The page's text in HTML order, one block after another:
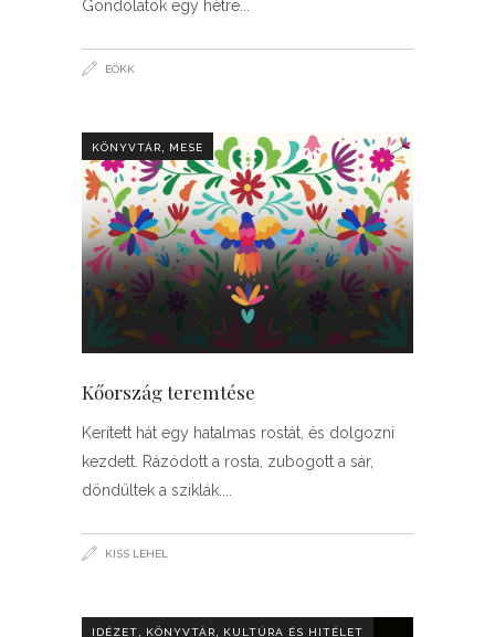
Gondolatok egy hétre
EÖKK
KÖNYVTÁR MESE
Kőország teremtése
Kerített hát egy hatalmas rostát, és dolgozni
kezdett. Rázódott a rosta, zubogott a sár,
döndültek a sziklák.
KISS LEHEL
IDÉZET KÖNYVTÁR KULTÚRA ÉS HITÉLET